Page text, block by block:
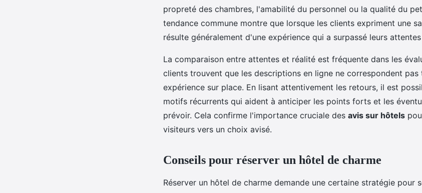
propreté des chambres, l'amabilité du personnel ou la qualité du
tendance commune montre que lorsque les clients expriment une
résulte généralement d'une expérience qui a surpassé leurs
La comparaison entre attentes et réalité est fréquente dans les
clients trouvent que les descriptions en ligne ne correspondent pas
expérience sur place. En lisant attentivement les retours, il est
motifs récurrents qui aident à anticiper les points forts et les
prévoir. Cela confirme l'importance cruciale des avis sur hôtels
visiteurs vers un choix avisé.
Conseils pour réserver un hôtel de charme
Réserver un hôtel de charme demande une certaine stratégie pour